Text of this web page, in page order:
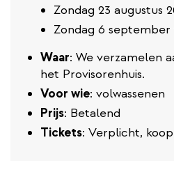
Zondag 23 augustus
Zondag 6 september
Waar: We verzamelen
het Provisorenhuis.
Voor wie: volwassenen
Prijs: Betalend
Tickets: Verplicht,